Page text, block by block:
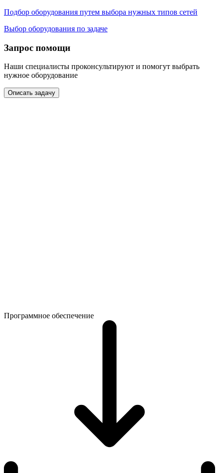
Подбор оборудования путем выбора нужных типов сетей
Выбор оборудования по задаче
Запрос помощи
Наши специалисты проконсультируют и помогут выбрать
нужное оборудование
Описать задачу
Программное обеспечение